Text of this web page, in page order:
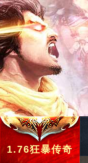
1.76狂暴传奇